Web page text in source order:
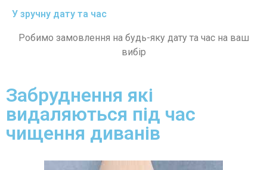
У зручну дату та час
Робимо замовлення на будь-яку дату та час на ваш
вибір
Забруднення які
видаляються під час
чищення диванів